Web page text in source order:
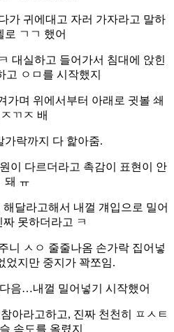
가 귀에대고 자러 가자라고 말하
로 ㄱㄱ 했어
대실하고 들어가서 침대에 앉힌
고 ㅇㅁ를 시작했지
가며 위에서부터 아래로 귓볼 쇄
ㄲㅈ 배
가락까지 다 핥아줌.
이 다르더라고 촉감이 표현이 안
돼 ㅠ
달라고해서 내껄 걔입으로 밀어
못하더라고 ㅋ
니 ㅅㅇ 줄줄나옴 손가락 집어넣
었지만 중지가 꽉쪼임.
음…내껄 밀어넣기 시작했어
아라고하고, 진짜 천천히 ㅍㅅㅌ
속도를 올렸지